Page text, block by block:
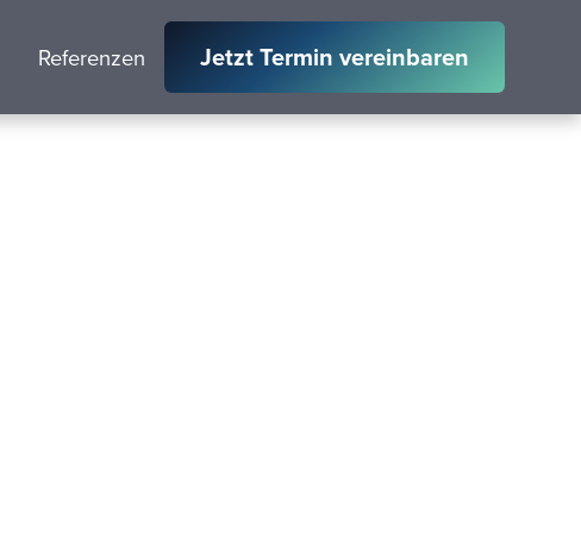
Referenzen Jetzt Termin vereinbaren